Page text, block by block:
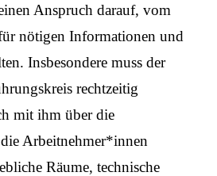
Anspruch darauf, vom
nötigen Informationen und
Insbesondere muss der
rechtzeitig
mit ihm über die
Arbeitnehmer*innen
Räume, technische